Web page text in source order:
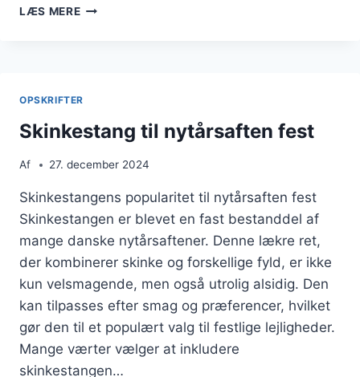
LÆS MERESKINKESTANG
OPSKRIFTER
Skinkestang til nytårsaften fest
Af 27. december 2024
Skinkestangens popularitet til nytårsaften fest
Skinkestangen er blevet en fast bestanddel af
mange danske nytårsaftener. Denne lækre ret,
der kombinerer skinke og forskellige fyld, er ikke
kun velsmagende, men også utrolig alsidig. Den
kan tilpasses efter smag og præferencer, hvilket
gør den til et populært valg til festlige lejligheder.
Mange værter vælger at inkludere
skinkestangen…